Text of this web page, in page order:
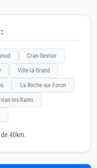
Cran-Gevrier
Ville-la-Grand
La Roche-sur-Foron
les-Bains
40km.